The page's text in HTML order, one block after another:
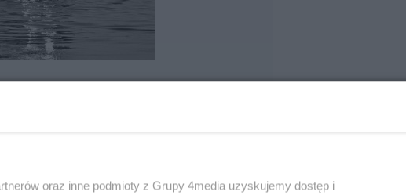
oraz inne podmioty z Grupy 4media uzyskujemy dostęp i